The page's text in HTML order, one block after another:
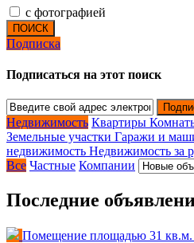
с фотографией
ПОИСК
Подписка
Подписаться на этот поиск
Недвижимость Квартиры
Земельные участки Гаражи и
недвижимость Недвижимость за
Все Частные Компании
Последние
Помещение площадью 31 кв.м.